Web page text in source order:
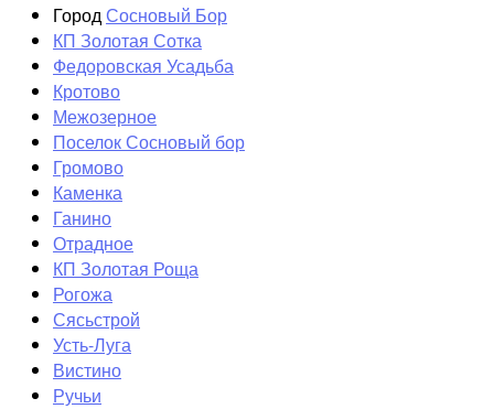
ГородСосновый Бор
КП Золотая Сотка
Федоровская Усадьба
Кротово
Межозерное
Поселок Сосновый бор
Громово
Каменка
Ганино
Отрадное
КП Золотая Роща
Рогожа
Сясьстрой
Усть-Луга
Вистино
Ручьи